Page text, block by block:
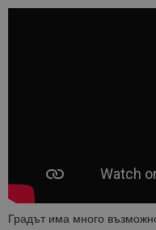
Градът има много